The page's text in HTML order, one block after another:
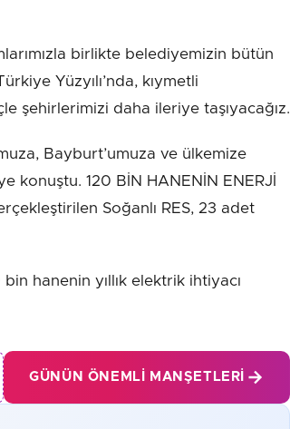
birlikte belediyemizin bütün
Yüzyılı’nda, kıymetli
şehirlerimizi daha ileriye taşıyacağız.
Bayburt’umuza ve ülkemize
konuştu. 120 BİN HANENİN ENERJİ
Soğanlı RES, 23 adet
hanenin yıllık elektrik ihtiyacı
GÜNÜN ÖNEMLI MANŞETLERI